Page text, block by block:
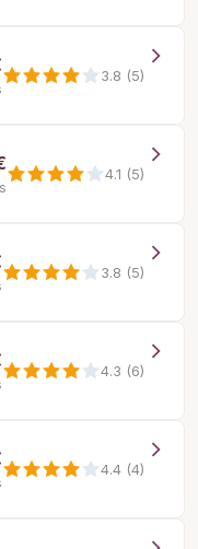
3.8 (5)
4.1 (5)
3.8 (5)
4.3 (6)
4.4 (4)